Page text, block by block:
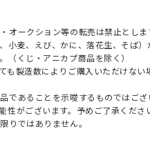
ークション等の転売は禁止としま
麦、えび、かに、落花生、そば
くじ・アニカプ商品を除く）
製造数によりご購入いただけない
あることを示唆するものではござ
がございます。予めご了承くださ
りではありません。